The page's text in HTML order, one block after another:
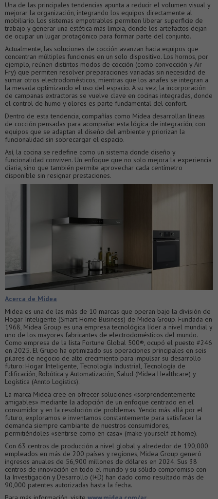
Una de las principales tendencias apunta a reducir el volumen visual y
mejorar la organización, integrando los equipos directamente al
mobiliario. Los sistemas empotrables permiten liberar superficie de
trabajo y generar una estética más limpia, donde los artefactos dejan
de ocupar un lugar protagónico para formar parte del conjunto.
Actualmente, las soluciones de cocción avanzan hacia equipos que
concentran múltiples funciones en un solo dispositivo. Los hornos, por
ejemplo, reúnen distintos modos de cocción (como convección y Air
Fry) que permiten resolver preparaciones variadas sin necesidad de
sumar otros electrodomésticos, mientras que los anafes se integran a
la mesada optimizando el uso del espacio. A su vez, la incorporación
de campanas extractoras se vuelve clave en cocinas integradas, donde
el control de humo y olores es parte fundamental del confort.
Dentro de esta tendencia, compañías como Midea desarrollan líneas
de cocción pensadas para acompañar esta lógica de integración, con
equipos que se adaptan al diseño del ambiente y priorizan la
funcionalidad sin sobrecargar el espacio.
Así, la cocina se redefine como un sistema donde diseño y
funcionalidad conviven. Un enfoque que no solo mejora la experiencia
diaria, sino que también permite aprovechar cada centímetro
disponible sin resignar prestaciones.
Acerca de Midea
Midea es una de las más de 10 marcas que operan bajo la división de
Hogar Inteligente (Smart Home Business) de Midea Group. Fundada en
1968, Midea Group es una empresa tecnológica líder a nivel mundial y
uno de los mayores fabricantes de electrodomésticos del mundo.
Como empresa de la lista Fortune Global 500®, ocupó el puesto #246
en 2025. El Grupo ha optimizado sus operaciones principales en seis
pilares de negocio de alto crecimiento para impulsar su desarrollo
futuro: Hogar Inteligente, Tecnología Industrial, Tecnología de
Edificación, Robótica y Automatización, Salud (Midea Healthcare) y
Logística (Annto Logistics).
La marca Midea cree en ofrecer soluciones «sorprendentemente
amigables» mediante la adopción de un enfoque centrado en el
consumidor y en la resolución de problemas. Yendo más allá por el
futuro, exploramos e inventamos constantemente para satisfacer la
demanda siempre cambiante de nuestros consumidores,
permitiéndoles «sentirse como en casa» (make yourself at home).
Con 63 centros de producción a nivel global y alrededor de 190,000
empleados en más de 200 países y regiones, Midea Group generó
ingresos anuales de 56,900 millones de dólares en 2024. Sus 38
centros de innovación en todo el mundo y su sólido compromiso con
la Investigación y Desarrollo (I+D) han dado como resultado más de
90,000 patentes autorizadas hasta la fecha.